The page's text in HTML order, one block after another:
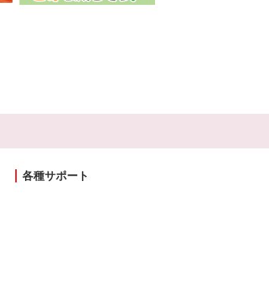
各種サポート